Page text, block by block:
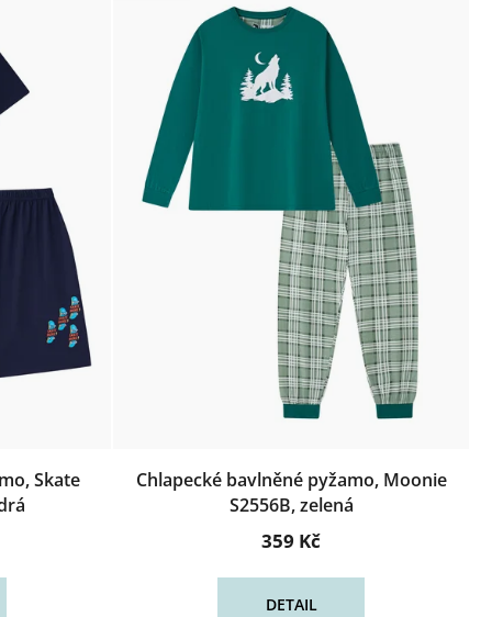
Skate
Chlapecké bavlněné pyžamo, Moonie
S2556B, zelená
359 Kč
DETAIL